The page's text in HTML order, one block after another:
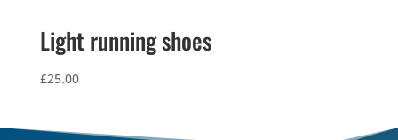
Light running shoes
£25.00